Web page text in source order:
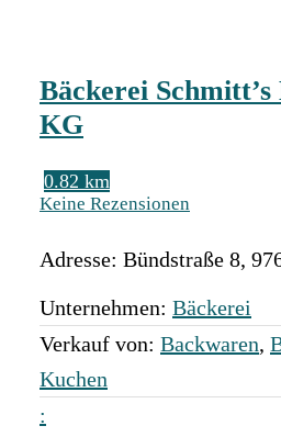
Bäckerei Schmitt’s
KG
0.82 km
Keine Rezensionen
Adresse: Bündstraße 8,
Unternehmen: Bäckerei
Verkauf von: Backwaren,
Kuchen
: